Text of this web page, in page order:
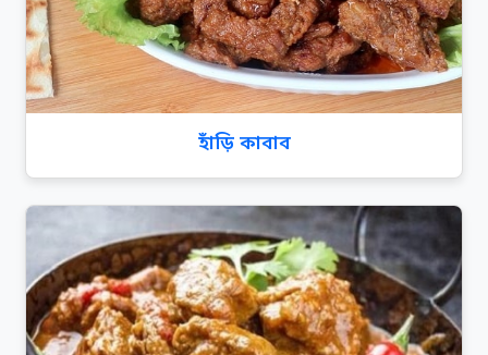
হাঁড়ি কাবাব